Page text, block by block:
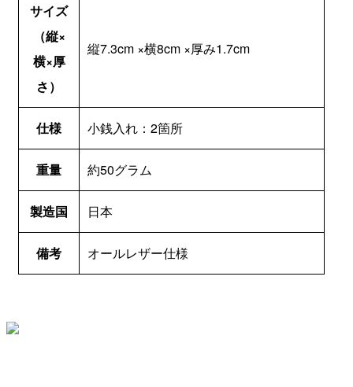
サイズ
（縦×
横×厚
さ）
縦7.3cm ×横8cm ×厚み1.7cm
仕様 小銭入れ：2箇所
重量 約50グラム
製造国 日本
備考 オールレザー仕様